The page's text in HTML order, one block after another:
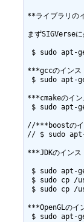
**ライブラリの
まずSIGVerseに
$ sudo apt-
***gccのインス
$ sudo apt-
***cmakeのイ
$ sudo apt-
//***boostのイ
// $ sudo
***JDKのインス
$ sudo
$ sudo cp /
$ sudo cp
***OpenGLのイ
$ sudo apt-